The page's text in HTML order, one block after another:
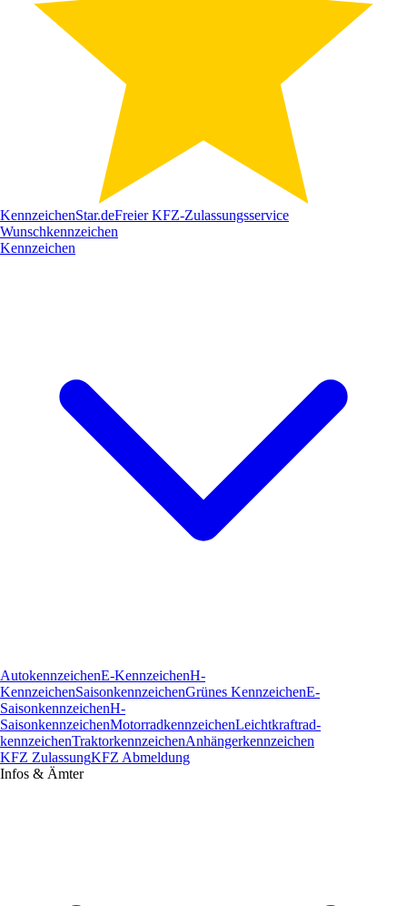
KennzeichenStar.deFreier KFZ-Zulassungsservice
Wunschkennzeichen
Kennzeichen
AutokennzeichenE-KennzeichenH-
KennzeichenSaisonkennzeichenGrünes KennzeichenE-
SaisonkennzeichenH-
SaisonkennzeichenMotorradkennzeichenLeichtkraftrad­
kennzeichenTraktorkennzeichenAnhängerkennzeichen
KFZ ZulassungKFZ Abmeldung
Infos & Ämter